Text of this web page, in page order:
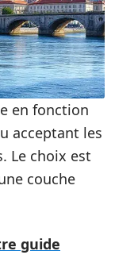
en fonction
acceptant les
Le choix est
couche
guide